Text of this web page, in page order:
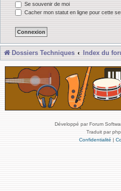
Se souvenir de moi
Cacher mon statut en ligne pour cette
Dossiers Techniques Index du
Développé par Forum
Traduit par
Confidentialité |